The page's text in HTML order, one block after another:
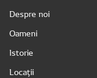
Despre noi
Oameni
Istorie
Locații